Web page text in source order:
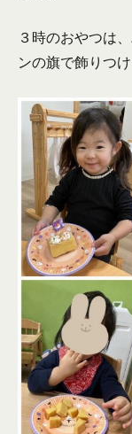
３時のおやつは
ンの旗で飾りつ